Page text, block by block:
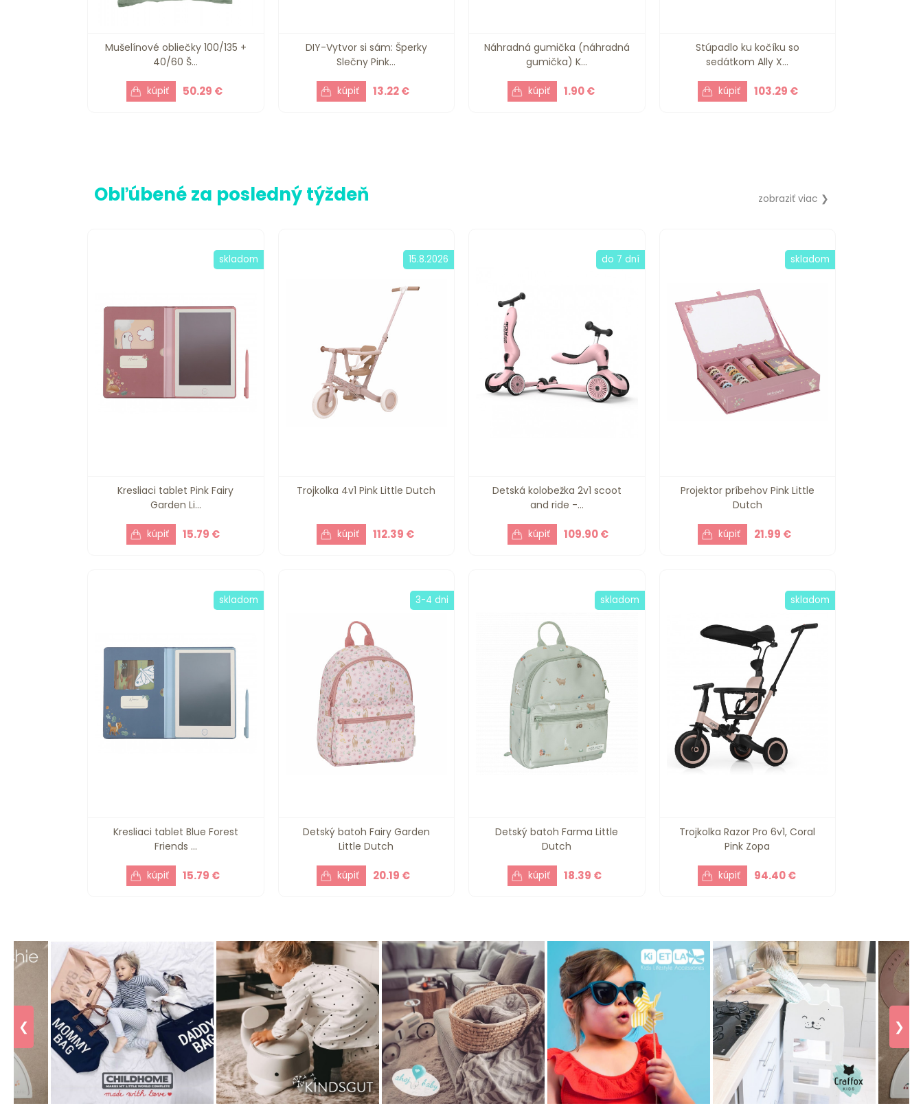
Mušelínové obliečky 100/135 +
40/60 Š...
50.29 €
DIY-Vytvor si sám: Šperky
Slečny Pink...
13.22 €
Náhradná gumička (náhradná
gumička) K...
1.90 €
Stúpadlo ku kočíku so
sedátkom Ally X...
103.29 €
Obľúbené za posledný týždeň zobraziť viac ❯
Kresliaci tablet Pink Fairy
Garden Li...
15.79 €
skladom
Trojkolka 4v1 Pink Little Dutch
112.39 €
15.8.2026
Detská kolobežka 2v1 scoot
and ride -...
109.90 €
do 7 dní
Projektor príbehov Pink Little
Dutch
21.99 €
skladom
Kresliaci tablet Blue Forest
Friends ...
15.79 €
skladom
Detský batoh Fairy Garden
Little Dutch
20.19 €
3-4 dni
Detský batoh Farma Little
Dutch
18.39 €
skladom
Trojkolka Razor Pro 6v1, Coral
Pink Zopa
94.40 €
skladom
❮ ❯